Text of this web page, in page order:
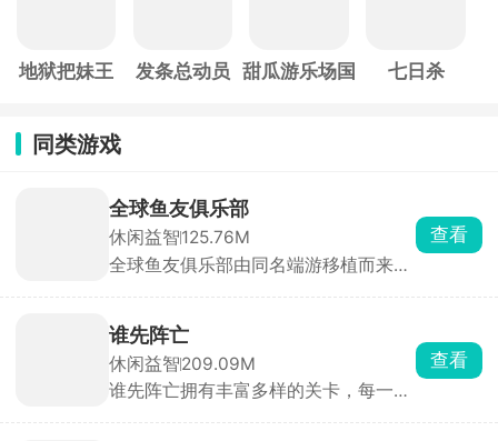
地狱把妹王 发条总动员
甜瓜游乐场国
七日杀
同类游戏
全球鱼友俱乐部
休闲益智125.76M
全球鱼友俱乐部由同名端游移植而来，
考，你只需要钓起各种各样的小鱼，解
锁图鉴，还能让同种鱼群繁殖后代。超
多鱼缸主题任你挑选，搭配丰富装饰物
打造专属水族箱，画面精致、氛围温馨
查看
谁先阵亡
休闲益智209.09M
谁先阵亡拥有丰富多样的关卡，每一关
查看